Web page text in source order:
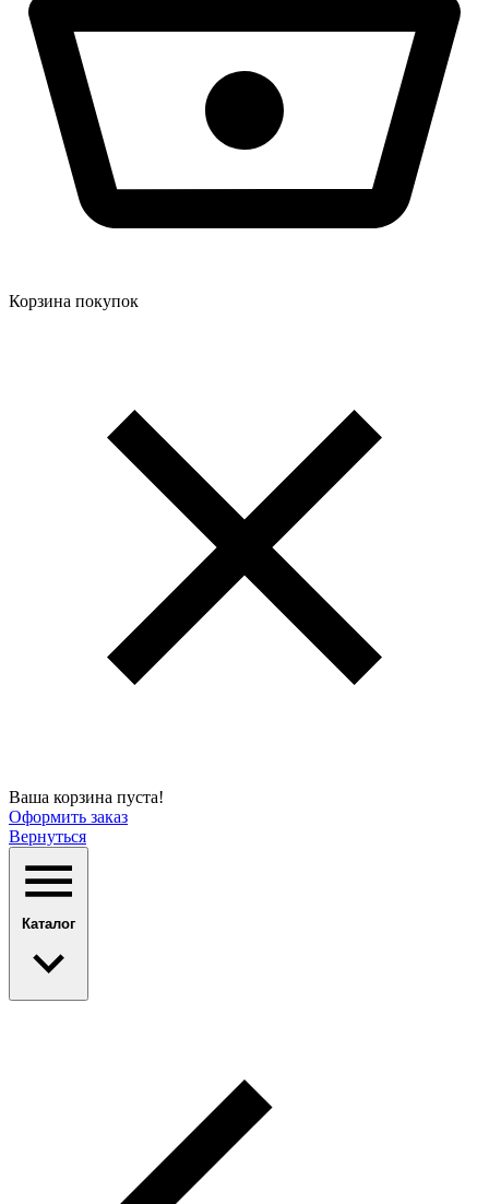
Корзина покупок
Ваша корзина пуста!
Оформить заказ
Вернуться
Каталог